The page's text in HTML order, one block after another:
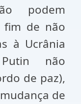
podem
fim de não
à Ucrânia
não
de paz),
de